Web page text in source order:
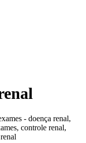
- doença renal,
controle renal,